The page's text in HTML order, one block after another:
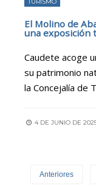
El Molino de
una exposición
Caudete acoge
su patrimonio
la Concejalía de
4 DE JUNIO DE
Anteriores